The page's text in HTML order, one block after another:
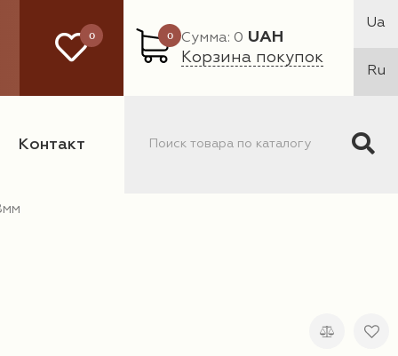
0 0 Сумма: 0 UAH
Корзина покупок
Ua
Ru
Контакт